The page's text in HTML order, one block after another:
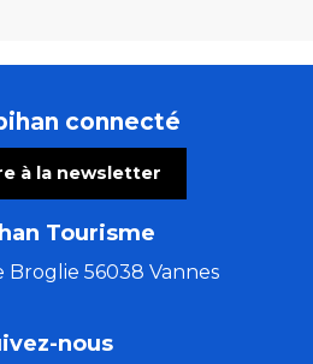
connecté
à la newsletter
Tourisme
Broglie 56038 Vannes
nous